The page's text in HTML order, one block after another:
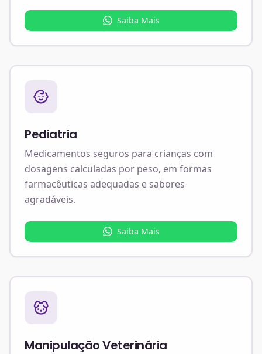
Saiba Mais
Pediatria
Medicamentos seguros para crianças com
dosagens calculadas por peso, em formas
farmacêuticas adequadas e sabores
agradáveis.
Saiba Mais
Manipulação Veterinária